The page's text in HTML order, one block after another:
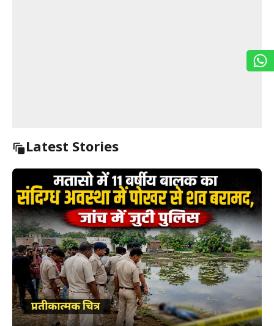
Latest Stories